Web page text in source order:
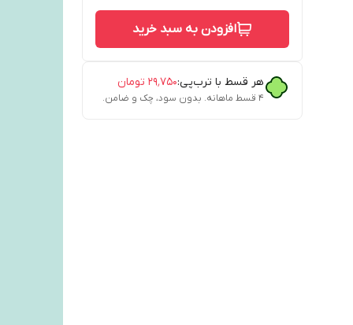
افزودن به سبد خرید
هر قسط با ترب‌پی:۲۹٬۷۵۰ تومان
۴ قسط ماهانه. بدون سود، چک و ضامن.